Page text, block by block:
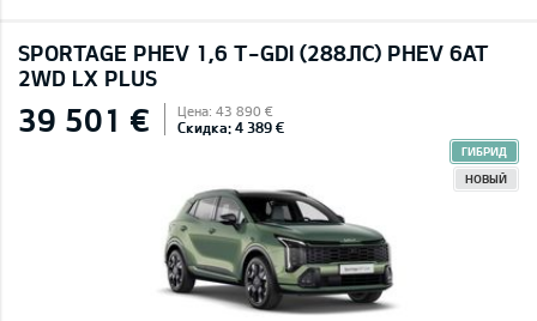
SPORTAGE PHEV 1,6 T-GDI (288ЛС) PHEV 6AT
2WD LX PLUS
39 501 € Цена: 43 890 €
Скидка: 4 389 €
ГИБРИД
НОВЫЙ